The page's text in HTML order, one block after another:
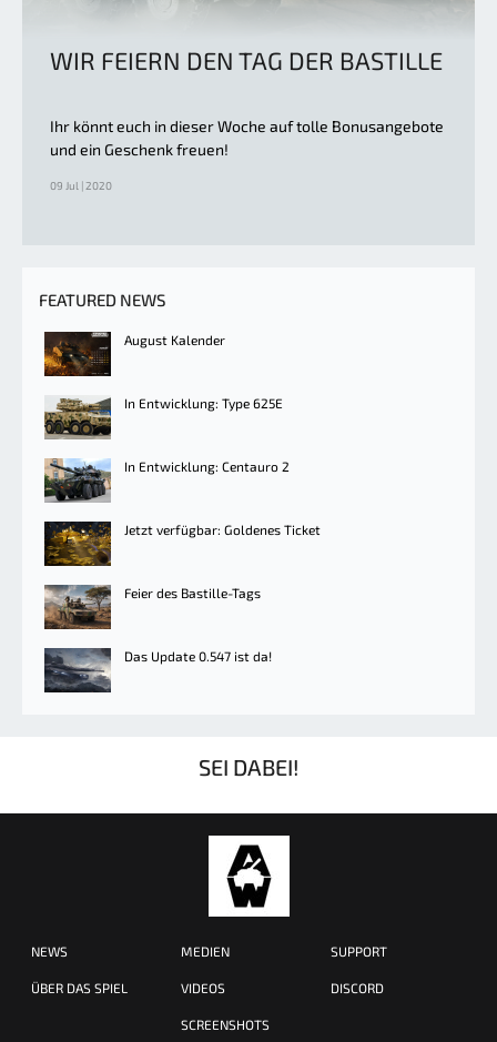
WIR FEIERN DEN TAG DER BASTILLE
Ihr könnt euch in dieser Woche auf tolle Bonusangebote
und ein Geschenk freuen!
09 Jul | 2020
FEATURED NEWS
August Kalender
In Entwicklung: Type 625E
In Entwicklung: Centauro 2
Jetzt verfügbar: Goldenes Ticket
Feier des Bastille-Tags
Das Update 0.547 ist da!
SEI DABEI!
NEWS
ÜBER DAS SPIEL
MEDIEN
VIDEOS
SCREENSHOTS
SUPPORT
DISCORD